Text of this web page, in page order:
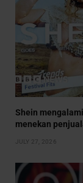
Shein
menekan
JULY 27, 2026